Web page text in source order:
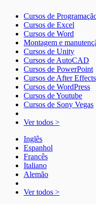
Cursos de
Cursos de Excel
Cursos de Word
Montagem e
Cursos de Unity
Cursos de AutoCAD
Cursos de PowerPoint
Cursos de After Effects
Cursos de WordPress
Cursos de Youtube
Cursos de Sony Vegas
Ver todos >
Inglês
Espanhol
Francês
Italiano
Alemão
Ver todos >